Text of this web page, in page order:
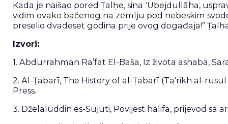
Kada je naišao pored Ṭalḥe, sina ʻUbejdullāha,
vidim ovako bačenog na zemlju pod nebeskim
preselio dvadeset godina prije ovog događaja!”
Izvori:
1. Abdurrahman Ra’fat El-Baša, Iz života ashaba,
2. Al-Ṭabarī, The History of al-Ṭabarī (Ta'rikh al-
Press.
3. Dželaluddin es-Sujuti, Povijest halifa, prijevod sa